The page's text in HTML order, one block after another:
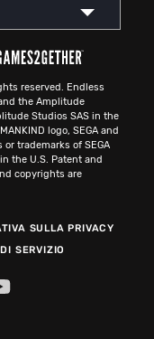
reserved. Endless
the Amplitude
Studios SAS in the
logo, SEGA and
trademarks of SEGA
the U.S. Patent and
copyrights are
SULLA PRIVACY
SERVIZIO